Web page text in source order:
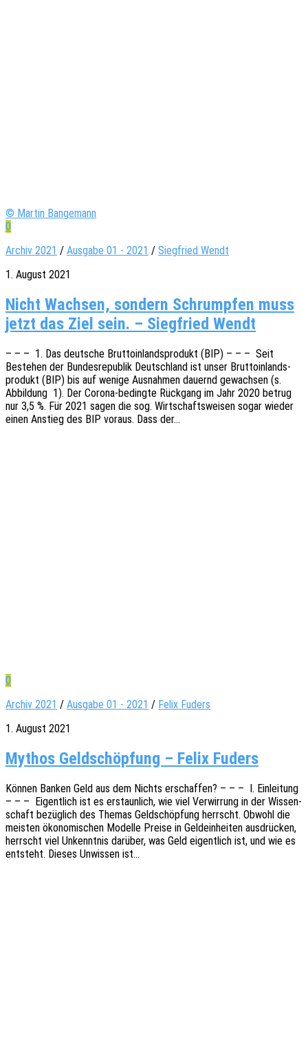
© Martin Bangemann
0
Archiv 2021 / Ausgabe 01 - 2021 / Siegfried Wendt
1. August 2021
Nicht Wachsen, sondern Schrumpfen muss
jetzt das Ziel sein. – Siegfried Wendt
– – – 1. Das deut­sche Brut­to­in­lands­pro­dukt (BIP) – – – Seit
Bestehen der Bundes­re­pu­blik Deutsch­land ist unser Brut­to­in­lands­
pro­dukt (BIP) bis auf wenige Ausnah­men dauernd gewach­sen (s.
Abbil­dung 1). Der Corona-bedin­g­­te Rück­gang im Jahr 2020 betrug
nur 3,5 %. Für 2021 sagen die sog. Wirt­schafts­wei­sen sogar wieder
einen Anstieg des BIP voraus. Dass der…
0
Archiv 2021 / Ausgabe 01 - 2021 / Felix Fuders
1. August 2021
Mythos Geldschöpfung – Felix Fuders
Können Banken Geld aus dem Nichts erschaf­fen? – – – I. Einlei­tung
– – – Eigent­lich ist es erstaun­lich, wie viel Verwir­rung in der Wissen­
schaft bezüg­lich des Themas Geld­schöp­fung herrscht. Obwohl die
meis­ten ökono­mi­schen Model­le Preise in Geld­ein­hei­ten ausdrü­cken,
herrscht viel Unkennt­nis darüber, was Geld eigent­lich ist, und wie es
entsteht. Dieses Unwis­sen ist…